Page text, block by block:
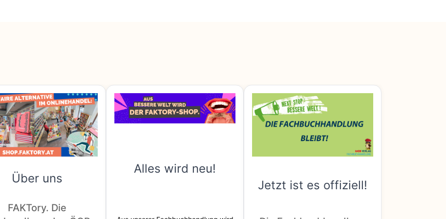
Über uns
FAKTory. Die
Alles wird neu!
Jetzt ist es offiziell!